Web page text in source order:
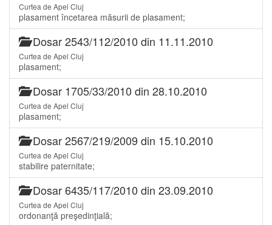
Curtea de Apel Cluj
plasament încetarea măsurii de plasament;
Dosar 2543/112/2010 din 11.11.2010
Curtea de Apel Cluj
plasament;
Dosar 1705/33/2010 din 28.10.2010
Curtea de Apel Cluj
plasament;
Dosar 2567/219/2009 din 15.10.2010
Curtea de Apel Cluj
stabilire paternitate;
Dosar 6435/117/2010 din 23.09.2010
Curtea de Apel Cluj
ordonanţă preşedinţială;